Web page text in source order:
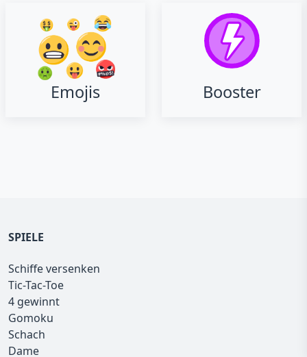
Emojis Booster
SPIELE
Schiffe versenken
Tic-Tac-Toe
4 gewinnt
Gomoku
Schach
Dame